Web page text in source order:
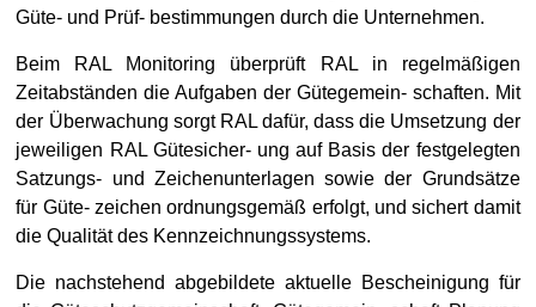
Güte- und Prüf- bestimmungen durch die Unternehmen.
Beim RAL Monitoring überprüft RAL in regelmäßigen
Zeitabständen die Aufgaben der Gütegemein- schaften. Mit
der Überwachung sorgt RAL dafür, dass die Umsetzung der
jeweiligen RAL Gütesicher- ung auf Basis der festgelegten
Satzungs- und Zeichenunterlagen sowie der Grundsätze
für Güte- zeichen ordnungsgemäß erfolgt, und sichert damit
die Qualität des Kennzeichnungssystems.
Die nachstehend abgebildete aktuelle Bescheinigung für